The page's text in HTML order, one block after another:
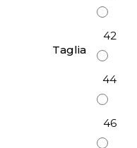
Taglia
42
44
46